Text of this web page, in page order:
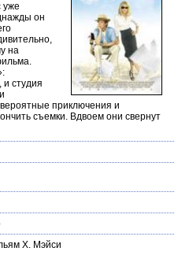
уже
он
на
и студия
приключения и
съемки. Вдвоем они свернут
Х. Мэйси